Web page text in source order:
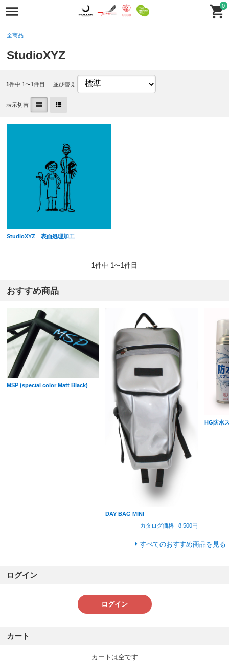
0
全商品
StudioXYZ
1件中 1〜1件目 並び替え
表示切替
StudioXYZ 表面処理加工
1件中 1〜1件目
おすすめ商品
MSP (special color Matt Black)
DAY BAG MINI
カタログ価格
8,500円
HG防水
すべてのおすすめ商品を見る
ログイン
ログイン
カート
カートは空です